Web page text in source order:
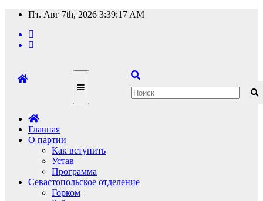
Перейти
содержимому
Пт. Авг 7th, 2026 3:39:17 AM
Главная
О партии
Как вступить
Устав
Программа
Севастопольское отделение
Горком